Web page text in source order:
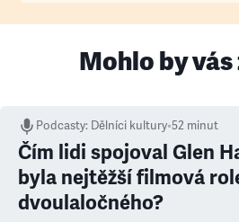
Mohlo by
Podcasty: Dělníci kultury•52 minut
Čím lidi spojoval Glen
byla nejtěžší filmová
dvoulaločného?